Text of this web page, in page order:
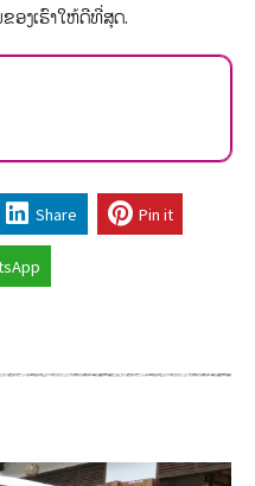
ອງເຮົາໃຫ້ດີທີ່ສຸດ.
Share Pin it